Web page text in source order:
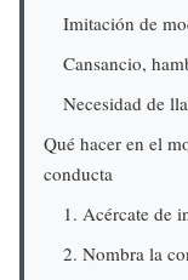
Imitación de
Cansancio,
Necesidad de
Qué hacer en el
conducta
1. Acércate de
2. Nombra la